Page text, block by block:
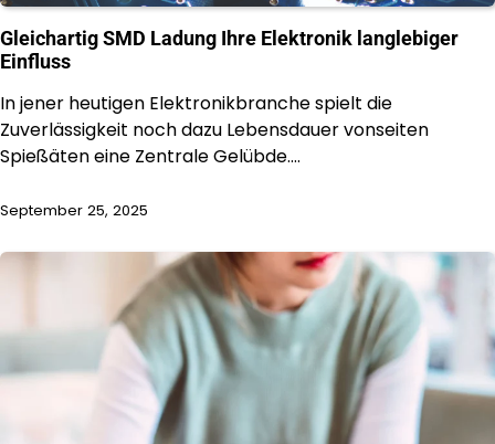
Gleichartig SMD Ladung Ihre Elektronik langlebiger
Einfluss
In jener heutigen Elektronikbranche spielt die
Zuverlässigkeit noch dazu Lebensdauer vonseiten
Spießäten eine Zentrale Gelübde.…
September 25, 2025